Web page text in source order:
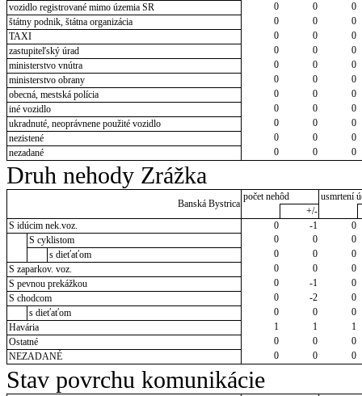
vozidlo registrované mimo územia SR
0 0
0
štátny podnik, štátna organizácia
0 0
0
TAXI
0 0
0
zastupiteľský úrad
0 0
0
ministerstvo vnútra
0 0
0
ministerstvo obrany
0 0
0
obecná, mestská polícia
0 0
0
iné vozidlo
0 0
0
ukradnuté, neoprávnene použité vozidlo
0 0
0
nezistené
0 0
0
nezadané
0 0 0
Druh nehody Zrážka
Banská Bystrica
počet nehôd
usmrtení
+/-
S idúcim nek.voz.
0 -1
0
S cyklistom
0 0
0
s dieťaťom
0 0
0
S zaparkov. voz.
0 0
0
S pevnou prekážkou
0 -1
0
S chodcom
0 -2
0
s dieťaťom
0 0
0
Havária
1 1
1
Ostatné
0 0
0
NEZADANÉ
0 0 0
Stav povrchu komunikácie